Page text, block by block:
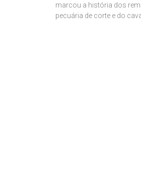
marcou a história dos
pecuária de corte e do